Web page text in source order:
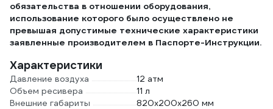
обязательства в отношении оборудования,
использование которого было осуществлено не
превышая допустимые технические характеристики
заявленные производителем в Паспорте-Инструкции.
Характеристики
Давление воздуха
12 атм
Объем ресивера
11 л
Внешние габариты
820х200х260 мм